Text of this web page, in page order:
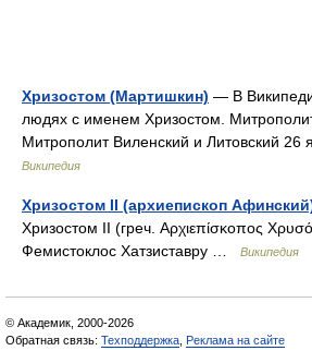
Хризостом (Мартишкин) — В
людях с именем Хризостом.
Митрополит Виленский и Литовский
Википедия
Хризостом II (архиепископ
Хризостом II (греч. Αρχιεπίσκοπος
Фемистоклос Хатзиставру …
Википедия
© Академик, 2000-2026
Обратная связь: Техподдержка Реклама на сайте